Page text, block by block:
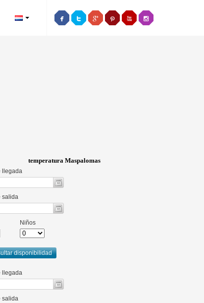
temperatura Maspalomas